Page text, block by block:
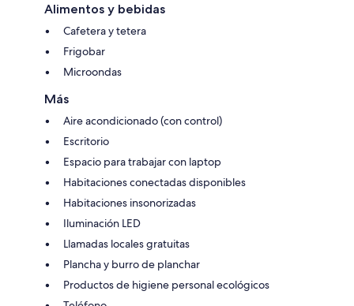
Alimentos y bebidas
Cafetera y tetera
Frigobar
Microondas
Más
Aire acondicionado (con control)
Escritorio
Espacio para trabajar con laptop
Habitaciones conectadas disponibles
Habitaciones insonorizadas
Iluminación LED
Llamadas locales gratuitas
Plancha y burro de planchar
Productos de higiene personal ecológicos